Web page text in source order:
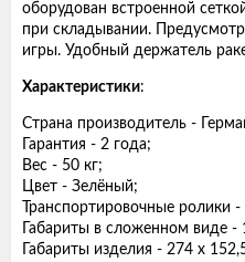
оборудован встроенной
при складывании.
игры. Удобный держатель
Характеристики:
Страна производитель -
Гарантия - 2 года;
Вес - 50 кг;
Цвет - Зелёный;
Транспортировочные ролики -
Габариты в сложенном виде -
Габариты изделия - 274 х